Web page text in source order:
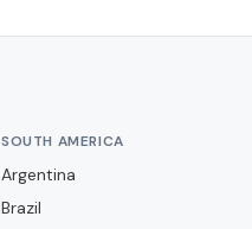
SOUTH AMERICA
Argentina
Brazil